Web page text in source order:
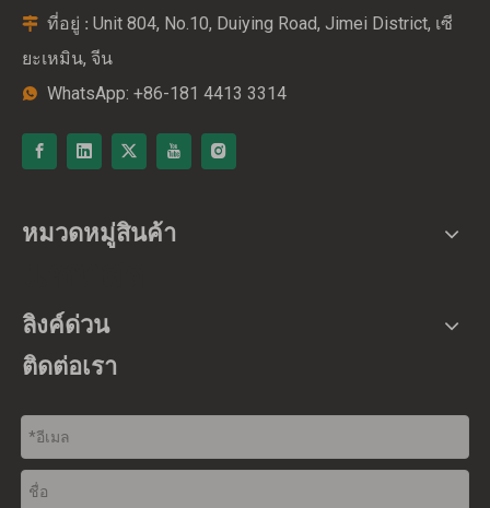
 ที่อยู่ : Unit 804, No.10, Duiying Road, Jimei District, เซี
ยะเหมิน, จีน
 WhatsApp: +86-181 4413 3314
หมวดหมู่สินค้า
ลิงค์ด่วน
ติดต่อเรา